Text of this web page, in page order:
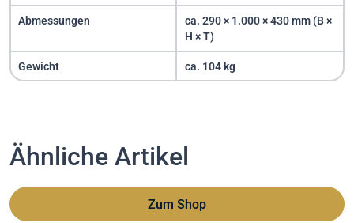
Abmessungen
ca. 290 × 1.000 × 430 mm (B ×
H × T)
Gewicht ca. 104 kg
Ähnliche Artikel
Zum Shop